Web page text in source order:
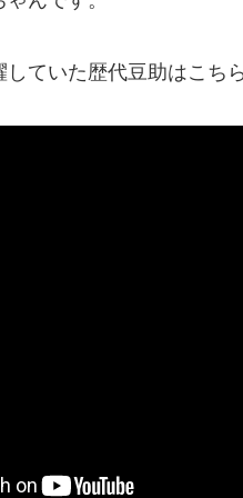
ていた歴代豆助はこち